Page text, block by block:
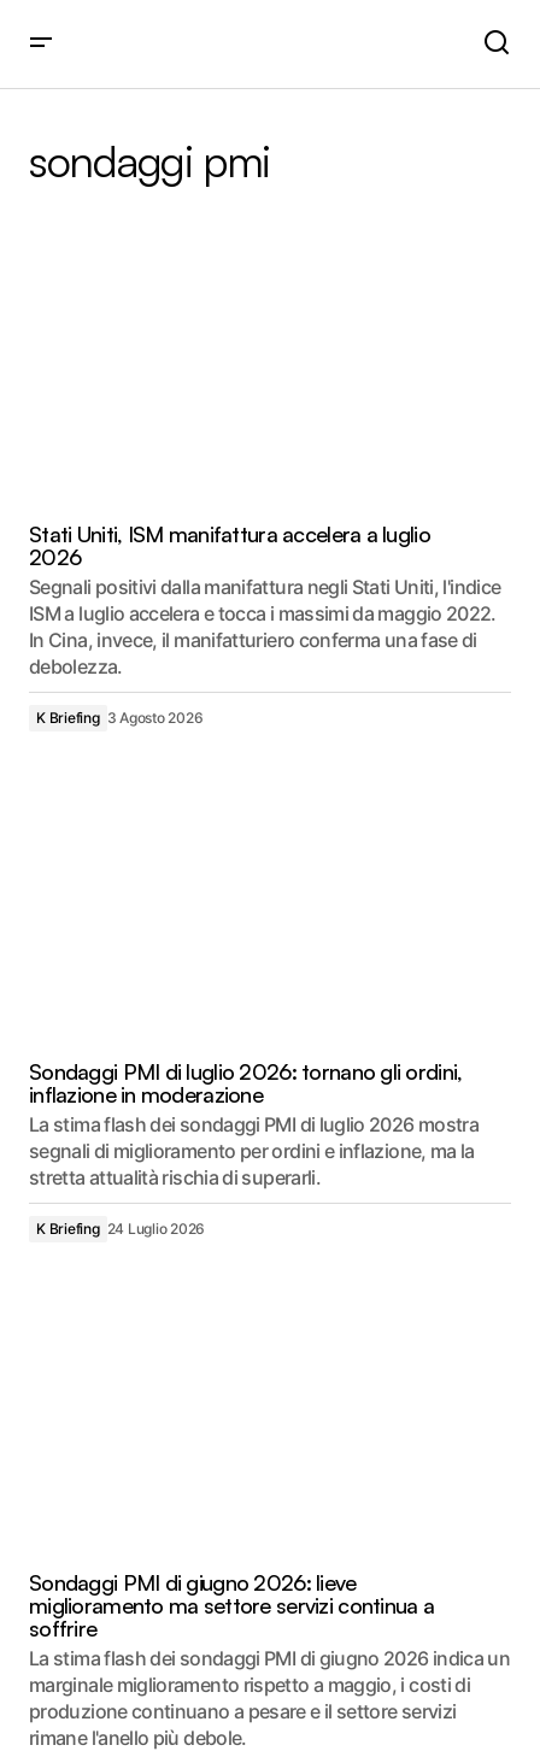
sondaggi pmi
Stati Uniti, ISM manifattura accelera a luglio
2026
Segnali positivi dalla manifattura negli Stati Uniti, l'indice
ISM a luglio accelera e tocca i massimi da maggio 2022.
In Cina, invece, il manifatturiero conferma una fase di
debolezza.
K Briefing 3 Agosto 2026
Sondaggi PMI di luglio 2026: tornano gli ordini,
inflazione in moderazione
La stima flash dei sondaggi PMI di luglio 2026 mostra
segnali di miglioramento per ordini e inflazione, ma la
stretta attualità rischia di superarli.
K Briefing 24 Luglio 2026
Sondaggi PMI di giugno 2026: lieve
miglioramento ma settore servizi continua a
soffrire
La stima flash dei sondaggi PMI di giugno 2026 indica un
marginale miglioramento rispetto a maggio, i costi di
produzione continuano a pesare e il settore servizi
rimane l'anello più debole.